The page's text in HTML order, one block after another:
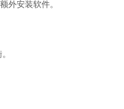
外安装软件。